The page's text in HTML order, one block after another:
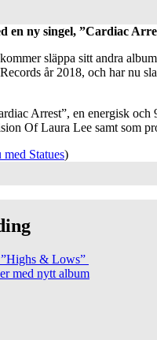
en ny singel, ”Cardiac
släppa sitt andra
år 2018, och har nu
Arrest”, en energisk
Of Laura Lee samt som
Statues)
& Lows”
med nytt album